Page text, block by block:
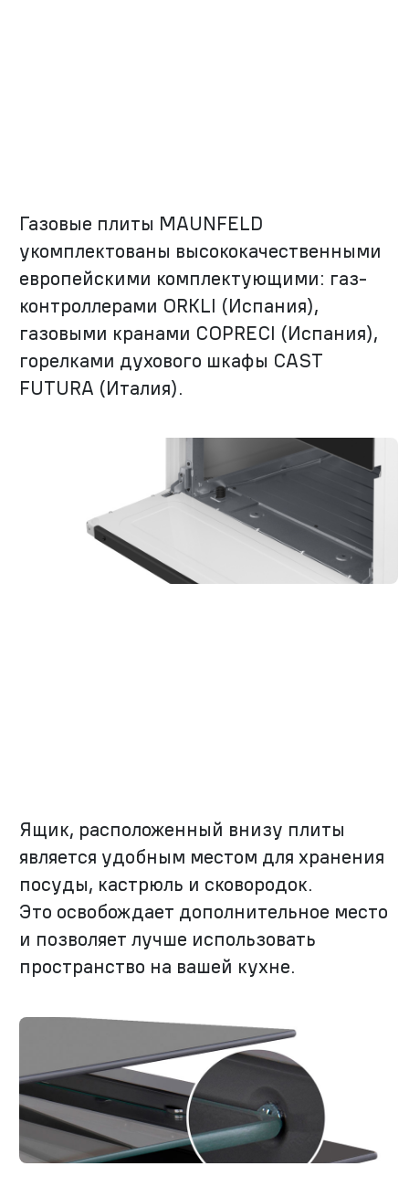
Газовые плиты MAUNFELD
укомплектованы высококачественными
европейскими комплектующими: газ-
контроллерами ORKLI (Испания),
газовыми кранами COPRECI (Испания),
горелками духового шкафы CAST
FUTURA (Италия).
Ящик, расположенный внизу плиты
является удобным местом для хранения
посуды, кастрюль и сковородок.
Это освобождает дополнительное место
и позволяет лучше использовать
пространство на вашей кухне.